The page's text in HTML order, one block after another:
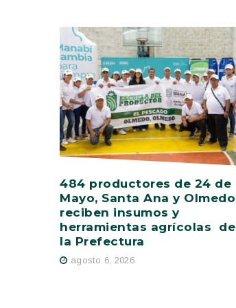
484 productores de 24 de
Mayo, Santa Ana y Olmedo
reciben insumos y
herramientas agrícolas de
la Prefectura
agosto 6, 2026